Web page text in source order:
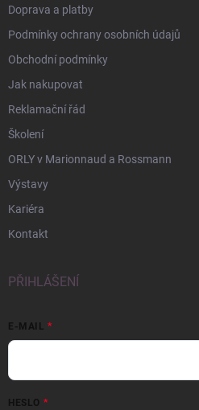
Doprava a platby
Podmínky ochrany osobních údajů
Obchodní podmínky
Jak nakupovat
Reklamační řád
Školení
ORLY v Marionnaud a Rossmann
Výstavy
Kariéra
Kontakt
PŘIHLÁŠENÍ
E-MAIL
HESLO